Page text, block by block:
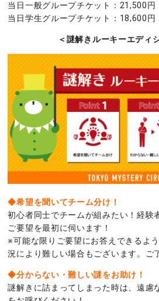
当日一般グループチケット：21,500円
当日学生グループチケット：18,600円
＜謎解きルーキーエディ
◆希望を聞いてチーム分け！
初心者同士でチームが組みたい！経験
ご要望を最初に伺います！
※可能な限りご要望にお答えできるよ
況により難しい場合もございます。ご
◆分からない・難しい謎をお助け！
謎解きに詰まってしまった時は、遠慮